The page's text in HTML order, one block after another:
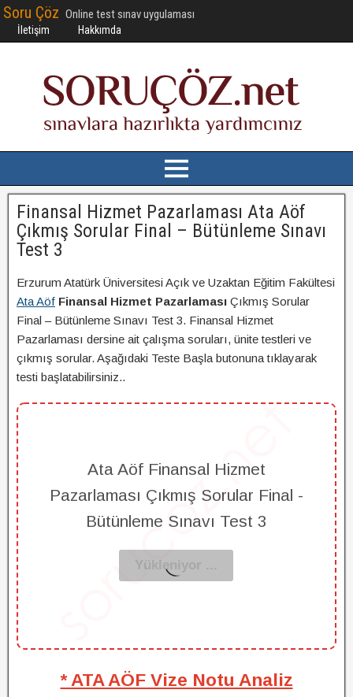
Soru Çöz Online test sınav uygulaması
İletişim Hakkımda
Finansal Hizmet Pazarlaması Ata Aöf
Çıkmış Sorular Final – Bütünleme Sınavı
Test 3
Erzurum Atatürk Üniversitesi Açık ve Uzaktan Eğitim Fakültesi
Ata Aöf Finansal Hizmet Pazarlaması Çıkmış Sorular
Final – Bütünleme Sınavı Test 3. Finansal Hizmet
Pazarlaması dersine ait çalışma soruları, ünite testleri ve
çıkmış sorular. Aşağıdaki Teste Başla butonuna tıklayarak
testi başlatabilirsiniz..
Ata Aöf Finansal Hizmet
Pazarlaması Çıkmış Sorular Final -
Bütünleme Sınavı Test 3
* ATA AÖF Vize Notu Analiz